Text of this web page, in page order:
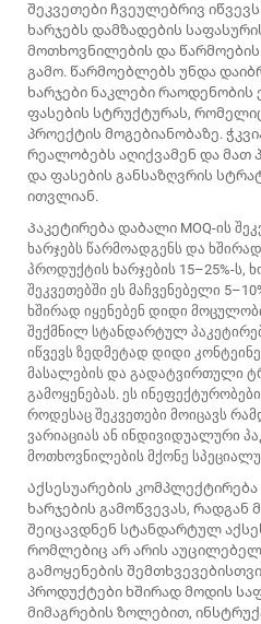
შეკვეთები ჩვეულებრივ
ხარჯებს დამზადების
მოთხოვნილების და
გამო. წარმოებლებს უნდა
ხარჯები ნაკლები
ფასების სტრუქტურას,
პროექტის მოგებიანობაზე.
რეალობებს აღიქვამენ და მათ
და ფასების განსაზღვრის
ითვლიან.
Პაკეტირება დაბალი MOQ-ის
ხარჯებს წარმოადგენს და
პროდუქტის ხარჯების 15–25%-
შეკვეთებში ეს მაჩვენებელი
ხშირად იყენებენ დიდი
შექმნილ სტანდარტულ
იწვევს ზედმეტად დიდი
მასალების და გადატვირთული
გამოყენებას. ეს
როდესაც შეკვეთები მოიცავს
ვარიაციას ან ინდივიდუალური
მოთხოვნილების მქონე
Აქსესუარების
ხარჯების გამოწვევას,
შეიცავდნენ სტანდარტულ
რომლებიც არ არის
გამოყენების
პროდუქტები ხშირად მოდის
მიმაგრების ზოლებით,